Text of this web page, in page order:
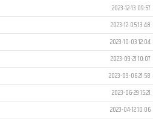
2023-12-13 09:57
2023-12-05 13:48
2023-10-03 12:04
2023-09-21 10:07
2023-09-06 21:58
2023-06-29 15:21
2023-04-12 10:06